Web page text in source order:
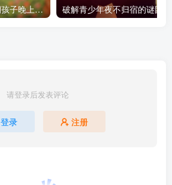
如何应对14岁青春期孩子晚上不回家的问题
请登录后发表评论
登录 注册